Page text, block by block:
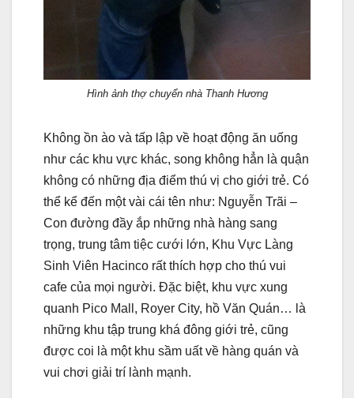
Hình ảnh thợ chuyển nhà Thanh Hương
Không ồn ào và tấp lập về hoạt động ăn uống
như các khu vực khác, song không hẳn là quận
không có những địa điểm thú vị cho giới trẻ. Có
thể kể đến một vài cái tên như: Nguyễn Trãi –
Con đường đầy ắp những nhà hàng sang
trọng, trung tâm tiệc cưới lớn, Khu Vực Làng
Sinh Viên Hacinco rất thích hợp cho thú vui
cafe của mọi người. Đặc biệt, khu vực xung
quanh Pico Mall, Royer City, hồ Văn Quán… là
những khu tập trung khá đông giới trẻ, cũng
được coi là một khu sầm uất về hàng quán và
vui chơi giải trí lành mạnh.